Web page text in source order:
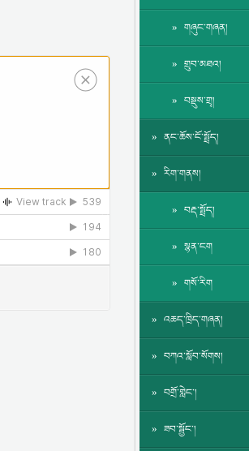
གཞུང་གཞན།
གྲུབ་མཐའ།
བསྡུས་གྲྭ།
ནང་ཆོས་ངོ་སྤྲོད།
རིག་གནས།
བརྡ་སྤྲོད།
སྙན་ངག
གསོ་རིག
འཆད་ཁྲིད་གཞན།
བཀའ་སློབ་སོགས།
བགྲོ་གླེང་།
ཟབ་སྦྱོང་།